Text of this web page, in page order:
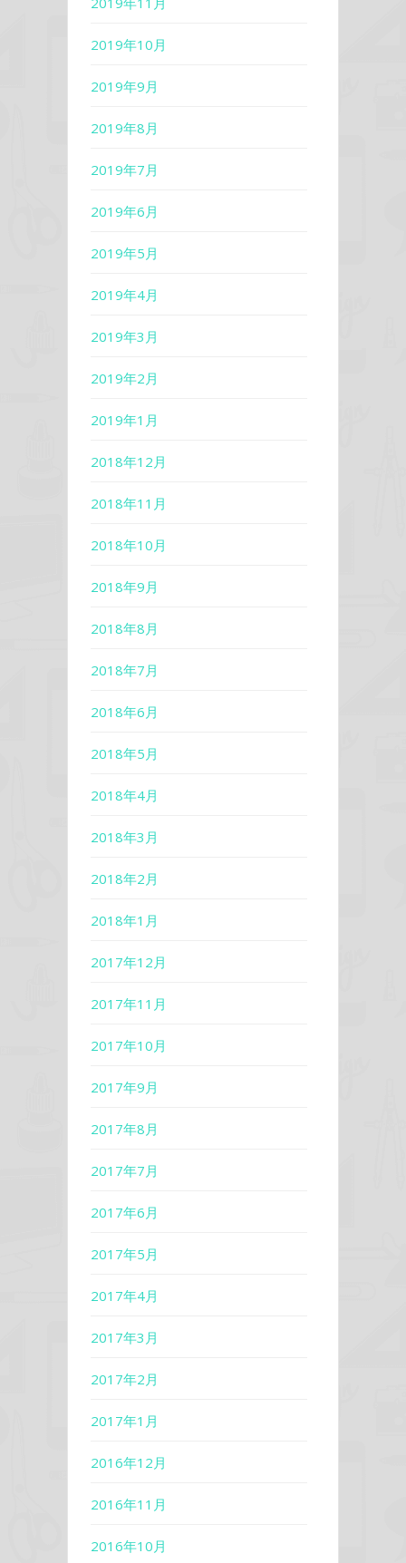
2019年10月
2019年9月
2019年8月
2019年7月
2019年6月
2019年5月
2019年4月
2019年3月
2019年2月
2019年1月
2018年12月
2018年11月
2018年10月
2018年9月
2018年8月
2018年7月
2018年6月
2018年5月
2018年4月
2018年3月
2018年2月
2018年1月
2017年12月
2017年11月
2017年10月
2017年9月
2017年8月
2017年7月
2017年6月
2017年5月
2017年4月
2017年3月
2017年2月
2017年1月
2016年12月
2016年11月
2016年10月